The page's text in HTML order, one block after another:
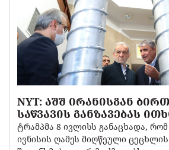
NYT: ᲐᲨᲨ ᲘᲠᲐᲜᲘᲡᲒᲐᲜ
ᲡᲐᲬᲕᲐᲕᲘᲡ ᲒᲐᲜᲖᲐᲕᲔᲑᲐᲡ
ტრამპმა 8 ივლისს განაცხადა,
ივნისის ღამეს მიღწეული ცეცხლის